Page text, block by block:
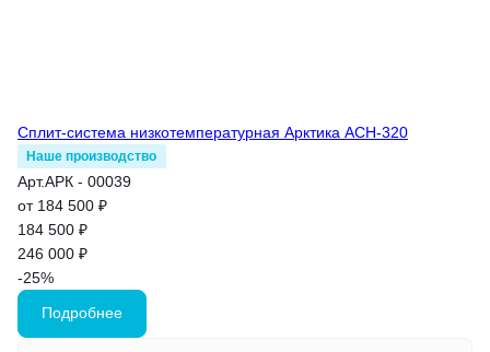
Сплит-система низкотемпературная Арктика АСН-320
Наше производство
Арт.АРК - 00039
от 184 500 ₽
184 500 ₽
246 000 ₽
-25%
Подробнее